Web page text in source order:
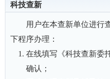
科技查新
用户在本查新单位进行
下程序办理：
在线填写《科技查新委
确认；